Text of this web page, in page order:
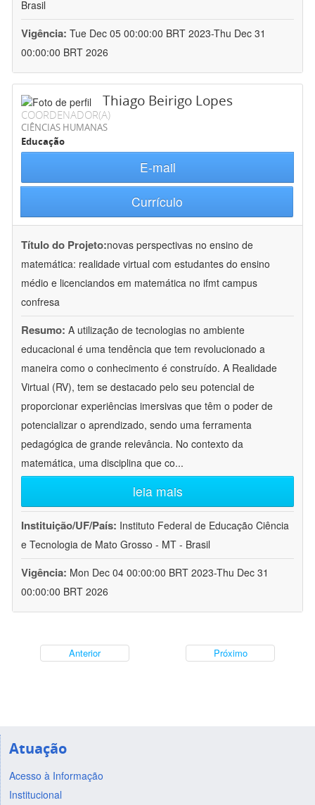
Brasil
Vigência: Tue Dec 05 00:00:00 BRT 2023-Thu Dec 31
00:00:00 BRT 2026
Thiago Beirigo Lopes
COORDENADOR(A)
CIÊNCIAS HUMANAS
Educação
E-mail
Currículo
Título do Projeto:novas perspectivas no ensino de
matemática: realidade virtual com estudantes do ensino
médio e licenciandos em matemática no ifmt campus
confresa
Resumo: A utilização de tecnologias no ambiente
educacional é uma tendência que tem revolucionado a
maneira como o conhecimento é construído. A Realidade
Virtual (RV), tem se destacado pelo seu potencial de
proporcionar experiências imersivas que têm o poder de
potencializar o aprendizado, sendo uma ferramenta
pedagógica de grande relevância. No contexto da
matemática, uma disciplina que co...
leia mais
Instituição/UF/País: Instituto Federal de Educação Ciência
e Tecnologia de Mato Grosso - MT - Brasil
Vigência: Mon Dec 04 00:00:00 BRT 2023-Thu Dec 31
00:00:00 BRT 2026
Anterior Próximo
Atuação
Acesso à Informação
Institucional